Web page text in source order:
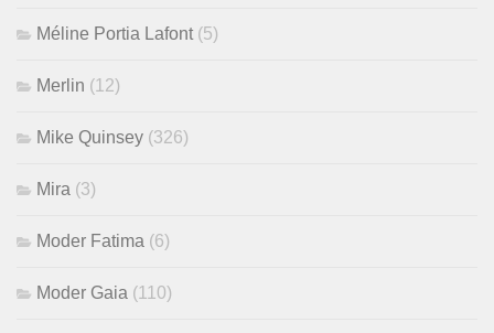
Méline Portia Lafont (5)
Merlin (12)
Mike Quinsey (326)
Mira (3)
Moder Fatima (6)
Moder Gaia (110)